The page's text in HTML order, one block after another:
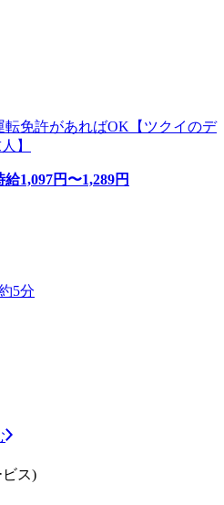
転免許があればOK【ツクイのデ
】
給1,097円〜1,289円
5分
ス)